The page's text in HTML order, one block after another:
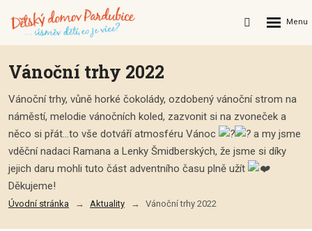
Vyhledávání
Rozbalení
Vánoční trhy 2022
Vánoční trhy, vůně horké čokolády, ozdobený vánoční strom na
náměstí, melodie vánočních koled, zazvonit si na zvoneček a
něco si přát...to vše dotváří atmosféru Vánoc
a my jsme
vděční nadaci Ramana a Lenky Šmidberských, že jsme si díky
jejich daru mohli tuto část adventního času plně užít
Děkujeme!
Úvodní stránka Aktuality Vánoční trhy 2022